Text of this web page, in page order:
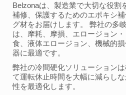
Belzonaは、製造業で大切な役割
補修、保護するためのエポキシ
グ材をお届けします。 弊社の多
は、摩耗、摩損、エロージョン
食、液体エロージョン、機械的
器に最適です。
弊社の冷間硬化ソリューション
て運転休止時間を大幅に減らし
性を最適化します。